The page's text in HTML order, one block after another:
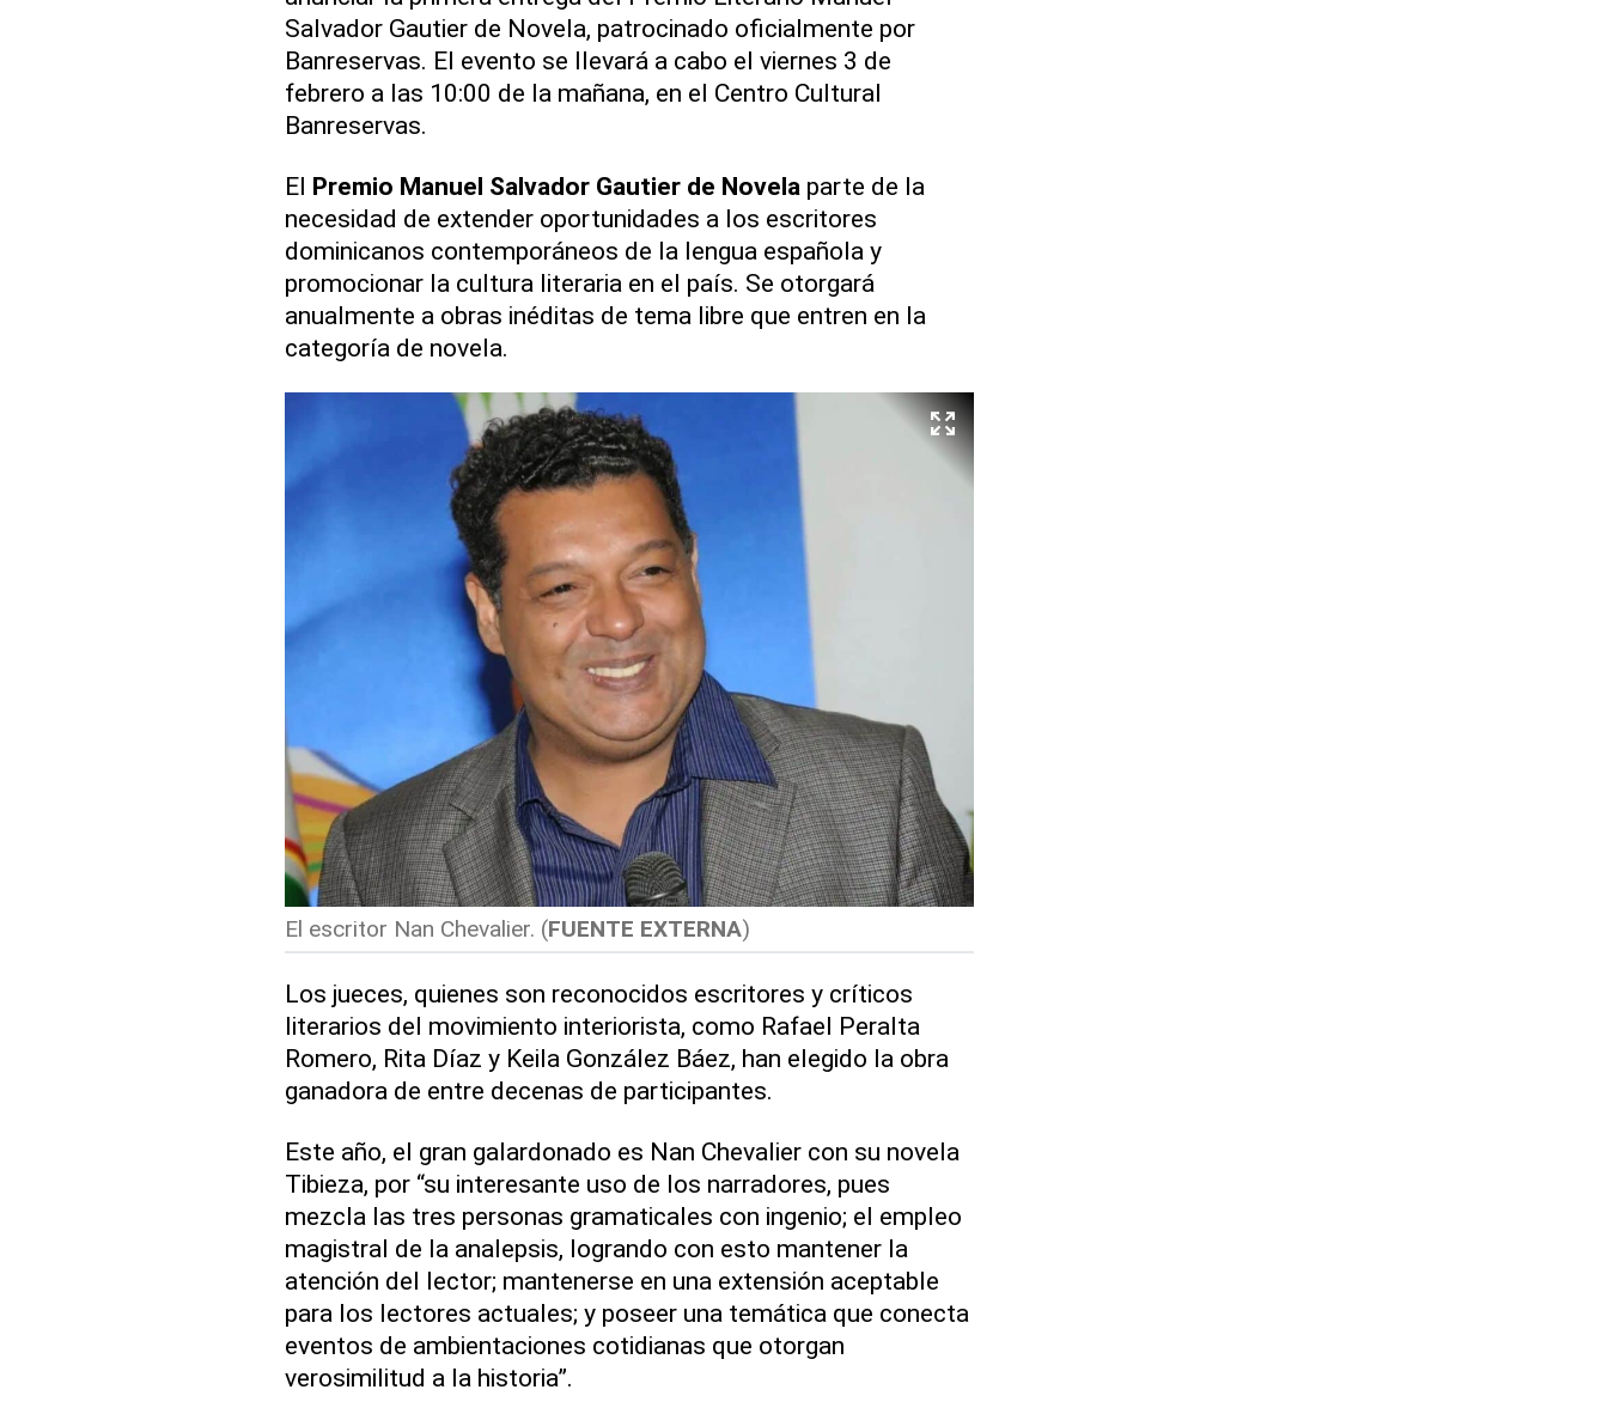
Salvador Gautier de Novela, patrocinado oficialmente por
Banreservas. El evento se llevará a cabo el viernes 3 de
febrero a las 10:00 de la mañana, en el Centro Cultural
Banreservas.
El Premio Manuel Salvador Gautier de Novela parte de la
necesidad de extender oportunidades a los escritores
dominicanos contemporáneos de la lengua española y
promocionar la cultura literaria en el país. Se otorgará
anualmente a obras inéditas de tema libre que entren en la
categoría de novela.
El escritor Nan Chevalier. (FUENTE EXTERNA)
Los jueces, quienes son reconocidos escritores y críticos
literarios del movimiento interiorista, como Rafael Peralta
Romero, Rita Díaz y Keila González Báez, han elegido la obra
ganadora de entre decenas de participantes.
Este año, el gran galardonado es Nan Chevalier con su novela
Tibieza, por “su interesante uso de los narradores, pues
mezcla las tres personas gramaticales con ingenio; el empleo
magistral de la analepsis, logrando con esto mantener la
atención del lector; mantenerse en una extensión aceptable
para los lectores actuales; y poseer una temática que conecta
eventos de ambientaciones cotidianas que otorgan
verosimilitud a la historia”.